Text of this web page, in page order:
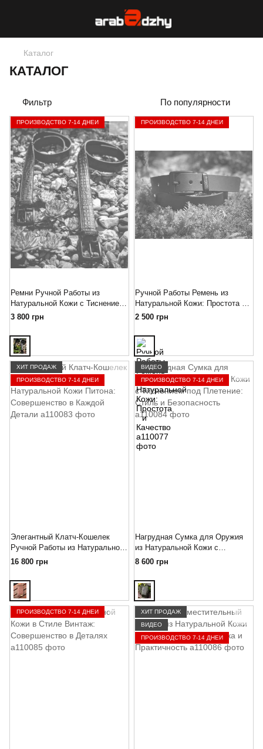
Каталог
КАТАЛОГ
Фильтр По популярности
ПРОИЗВОДСТВО 7-14 ДНЕЙ
Ремни Ручной Работы из
Натуральной Кожи с Тиснением
под Страуса и Крокодила:
Элегантность и Уникальность
3 800 грн
ПРОИЗВОДСТВО 7-14 ДНЕЙ
Ручной Работы Ремень из
Натуральной Кожи: Простота и
Качество
2 500 грн
ХИТ ПРОДАЖ
ПРОИЗВОДСТВО 7-14 ДНЕЙ
Элегантный Клатч-Кошелек
Ручной Работы из Натуральной
Кожи Питона: Совершенство в
Каждой Детали
16 800 грн
ВИДЕО
ПРОИЗВОДСТВО 7-14 ДНЕЙ
Нагрудная Сумка для Оружия
из Натуральной Кожи с
Тиснением под Плетение: Стиль
и Безопасность
8 600 грн
ПРОИЗВОДСТВО 7-14 ДНЕЙ
ХИТ ПРОДАЖ
ВИДЕО
ПРОИЗВОДСТВО 7-14 ДНЕЙ